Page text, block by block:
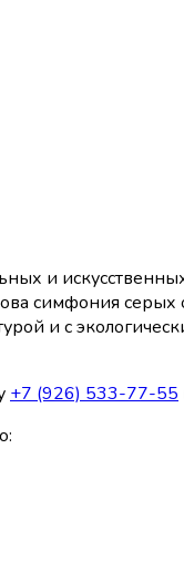
и
симфония
и с
+7 (926) 533-77-55